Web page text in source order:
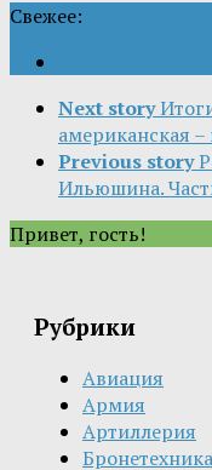
Свежее:
Next story
американская –
Previous story
Ильюшина.
Привет, гость!
Рубрики
Авиация
Армия
Артиллерия
Бронетехника